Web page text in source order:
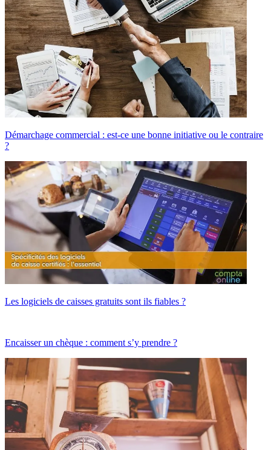
Démarchage commercial : est-ce une bonne initiative ou le contraire
?
Les logiciels de caisses gratuits sont ils fiables ?
Encaisser un chèque : comment s’y prendre ?